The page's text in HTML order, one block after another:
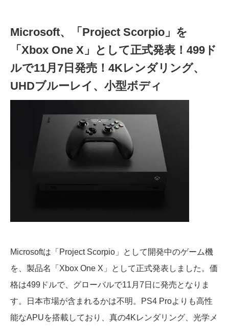
Microsoft、「Project Scorpio」を
「Xbox One X」として正式発表！499ド
ルで11月7日発売！4Kレンダリング、
UHDブルーレイ、小型ボディ
Microsoftは「Project Scorpio」として開発中のゲーム機
を、製品名「Xbox One X」として正式発表しました。価
格は499ドルで、グローバルで11月7日に発売となりま
す。日本市場が含まれるかは不明。PS4 Proよりも高性
能なAPUを搭載しており、真の4Kレンダリング、光学メ